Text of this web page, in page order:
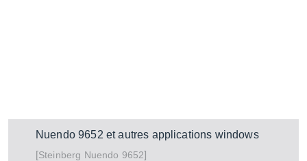
Nuendo 9652 et autres applications windows
[Steinberg Nuendo 9652]